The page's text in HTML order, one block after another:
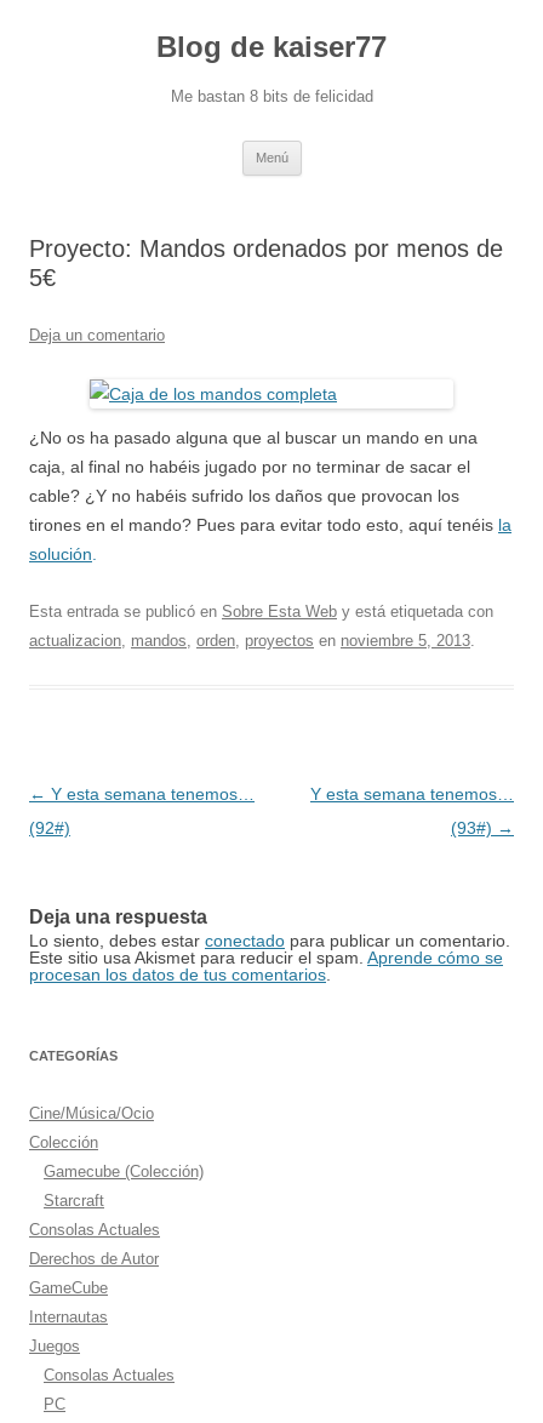
Blog de kaiser77
Me bastan 8 bits de felicidad
Menú
Proyecto: Mandos ordenados por menos de
5€
Deja un comentario
¿No os ha pasado alguna que al buscar un mando en una
caja, al final no habéis jugado por no terminar de sacar el
cable? ¿Y no habéis sufrido los daños que provocan los
tirones en el mando? Pues para evitar todo esto, aquí tenéis la
solución
Esta entrada se publicó en Sobre Esta Web y está etiquetada con
actualizacion, mandos, orden, proyectos en noviembre 5, 2013.
Navegación
de
← Y esta semana tenemos…
(92#)
Y esta semana tenemos…
(93#) →
Deja una respuesta
Lo siento, debes estar conectado para publicar un comentario.
Este sitio usa Akismet para reducir el spam. Aprende cómo se
procesan los datos de tus comentarios
CATEGORÍAS
Cine/Música/Ocio
Colección
Gamecube (Colección)
Starcraft
Consolas Actuales
Derechos de Autor
GameCube
Internautas
Juegos
Consolas Actuales
PC